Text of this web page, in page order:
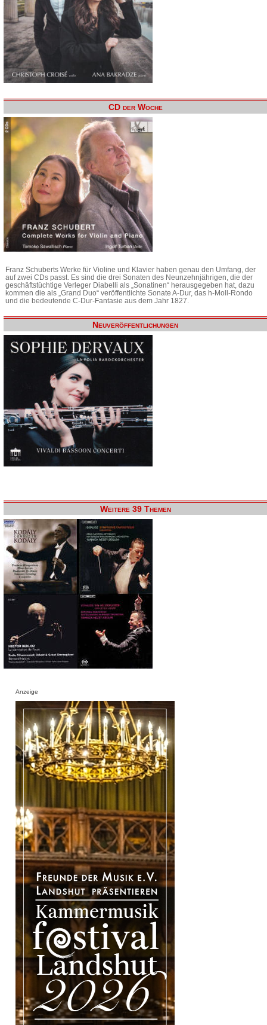
CD der Woche
Franz Schuberts Werke für Violine und Klavier haben genau den Umfang, der
auf zwei CDs passt. Es sind die drei Sonaten des Neunzehnjährigen, die der
geschäftstüchtige Verleger Diabelli als „Sonatinen“ herausgegeben hat, dazu
kommen die als „Grand Duo“ veröffentlichte Sonate A-Dur, das h-Moll-Rondo
und die bedeutende C-Dur-Fantasie aus dem Jahr 1827.
Neuveröffentlichungen
Weitere 39 Themen
Anzeige